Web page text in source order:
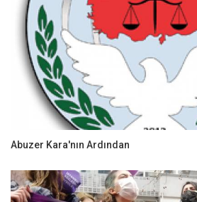
Abuzer Kara'nın Ardından